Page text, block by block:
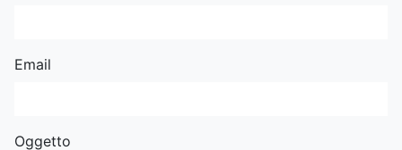
Email
Oggetto